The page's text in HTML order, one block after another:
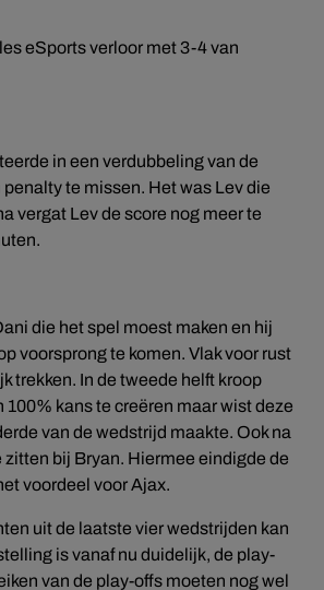
eSports verloor met 3-4 van
in een verdubbeling van de
te missen. Het was Lev die
vergat Lev de score nog meer te
die het spel moest maken en hij
voorsprong te komen. Vlak voor rust
trekken. In de tweede helft kroop
kans te creëren maar wist deze
van de wedstrijd maakte. Ook na
bij Bryan. Hiermee eindigde de
voordeel voor Ajax.
uit de laatste vier wedstrijden kan
is vanaf nu duidelijk, de play-
van de play-offs moeten nog wel